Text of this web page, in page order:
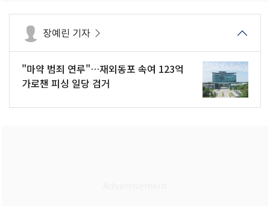
장예린 기자
"마약 범죄 연루"…재외동포 속여 123억
가로챈 피싱 일당 검거